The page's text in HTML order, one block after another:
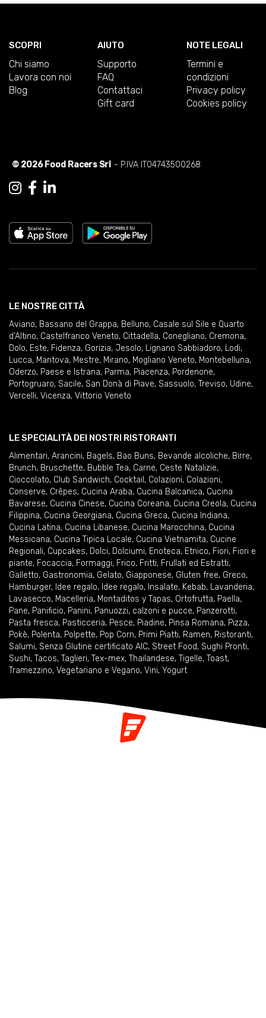
SCOPRI
Chi siamo
Lavora con noi
Blog
AIUTO
Supporto
FAQ
Contattaci
Gift card
NOTE LEGALI
Termini e
condizioni
Privacy policy
Cookies policy
© 2026 Food Racers Srl - P.IVA IT04743500268
LE NOSTRE CITTÀ
Aviano, Bassano del Grappa, Belluno, Casale sul Sile e Quarto
d'Altino, Castelfranco Veneto, Cittadella, Conegliano, Cremona,
Dolo, Este, Fidenza, Gorizia, Jesolo, Lignano Sabbiadoro, Lodi,
Lucca, Mantova, Mestre, Mirano, Mogliano Veneto, Montebelluna,
Oderzo, Paese e Istrana, Parma, Piacenza, Pordenone,
Portogruaro, Sacile, San Donà di Piave, Sassuolo, Treviso, Udine,
Vercelli, Vicenza, Vittorio Veneto
LE SPECIALITÀ DEI NOSTRI RISTORANTI
Alimentari, Arancini, Bagels, Bao Buns, Bevande alcoliche, Birre,
Brunch, Bruschette, Bubble Tea, Carne, Ceste Natalizie,
Cioccolato, Club Sandwich, Cocktail , Colazioni, Colazioni,
Conserve, Crêpes, Cucina Araba, Cucina Balcanica, Cucina
Bavarese, Cucina Cinese, Cucina Coreana, Cucina Creola, Cucina
Filippina, Cucina Georgiana, Cucina Greca, Cucina Indiana,
Cucina Latina, Cucina Libanese, Cucina Marocchina, Cucina
Messicana, Cucina Tipica Locale, Cucina Vietnamita, Cucine
Regionali, Cupcakes, Dolci, Dolciumi, Enoteca, Etnico, Fiori, Fiori e
piante, Focaccia, Formaggi, Frico, Fritti, Frullati ed Estratti,
Galletto, Gastronomia, Gelato, Giapponese, Gluten free, Greco,
Hamburger, Idee regalo, Idee regalo, Insalate, Kebab, Lavanderia,
Lavasecco, Macelleria, Montaditos y Tapas, Ortofrutta, Paella,
Pane, Panificio, Panini, Panuozzi, calzoni e pucce, Panzerotti,
Pasta fresca, Pasticceria, Pesce, Piadine, Pinsa Romana, Pizza,
Pokè, Polenta, Polpette, Pop Corn, Primi Piatti, Ramen, Ristoranti,
Salumi, Senza Glutine certificato AIC, Street Food, Sughi Pronti,
Sushi, Tacos, Taglieri, Tex-mex, Thailandese, Tigelle, Toast,
Tramezzino, Vegetariano e Vegano, Vini, Yogurt